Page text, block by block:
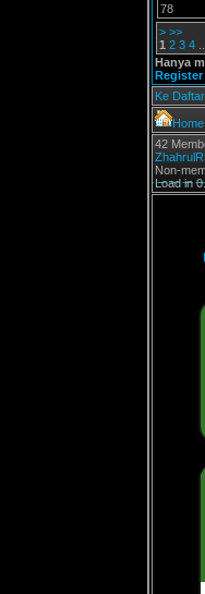
78
> >>
1 2 3 4
Hanya
Register
Ke
Home
42
Non-
Load in